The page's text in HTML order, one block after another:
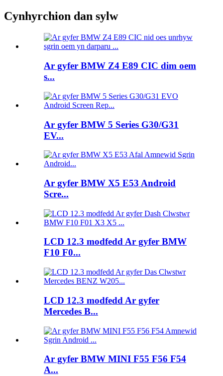
Cynhyrchion dan sylw
Ar gyfer BMW Z4 E89 CIC dim oem
s...
Ar gyfer BMW 5 Series G30/G31
EV...
Ar gyfer BMW X5 E53 Android
Scre...
LCD 12.3 modfedd Ar gyfer BMW
F10 F0...
LCD 12.3 modfedd Ar gyfer
Mercedes B...
Ar gyfer BMW MINI F55 F56 F54
A...